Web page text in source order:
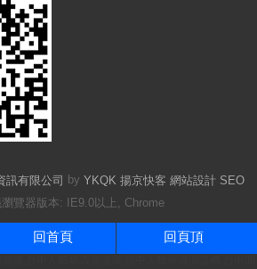
訊有限公司 by YKQK 揚京快客 網站設計 SEO
瀏覽器版本: IE9.0以上, Chrome
回首頁 回頁頂